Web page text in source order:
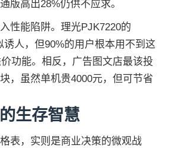
版高出28%仍供不应求。
性能陷阱。理光PJK7220的
诱人，但90%的用户根本用不到这
功能。相反，广告图文店最该投
，虽然单机贵4000元，但可节省
生存智慧
表，实则是商业决策的微观战